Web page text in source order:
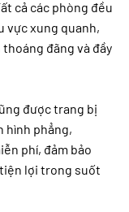
cả các phòng đều
vực xung quanh,
đãng và đầy
được trang bị
hình phẳng,
phí, đảm bảo
lợi trong suốt